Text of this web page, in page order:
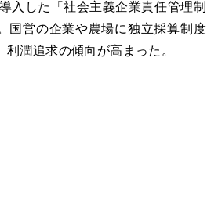
入した「社会主義企業責任管理制
国営の企業や農場に独立採算制度
利潤追求の傾向が高まった。